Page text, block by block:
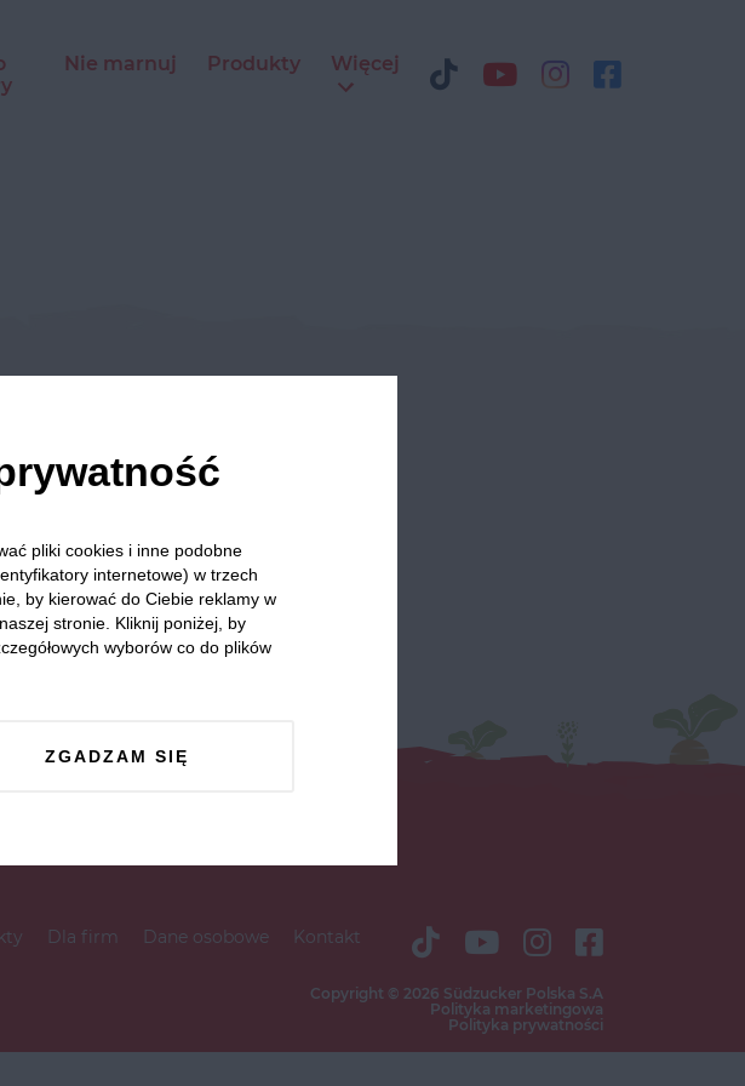
Nie marnuj Produkty Więcej
Dla firm Dane osobowe Kontakt
Copyright © 2026 Südzucker Polska S.A
Polityka marketingowa
Polityka prywatności
pliki cookies i inne podobne
internetowe) w trzech
by kierować do Ciebie reklamy w
stronie. Kliknij poniżej, by
wyborów co do plików
ZGADZAM SIĘ